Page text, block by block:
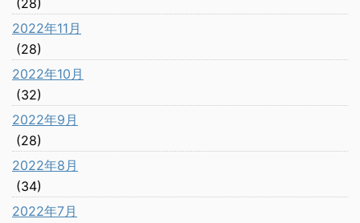
(28)
2022年11月
(28)
2022年10月
(32)
2022年9月
(28)
2022年8月
(34)
2022年7月